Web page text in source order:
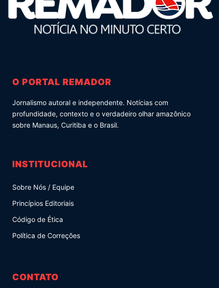
O PORTAL REMADOR
Jornalismo autoral e independente. Notícias com
profundidade, contexto e o verdadeiro olhar amazônico
sobre Manaus, Curitiba e o Brasil.
INSTITUCIONAL
Sobre Nós / Equipe
Princípios Editoriais
Código de Ética
Política de Correções
CONTATO